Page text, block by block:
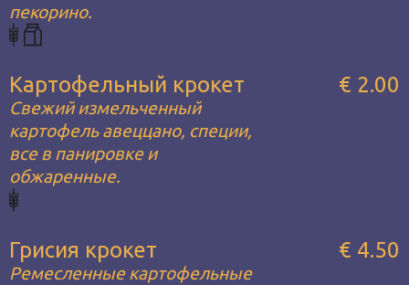
пекорино.
Картофельный крокет
Свежий измельченный
картофель авеццано, специи,
все в панировке и
обжаренные.
€ 2.00
Грисия крокет
Ремесленные картофельные
€ 4.50